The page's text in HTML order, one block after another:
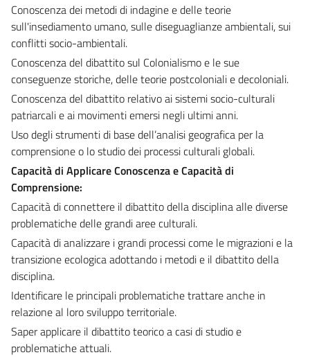
Conoscenza dei metodi di indagine e delle teorie
sull'insediamento umano, sulle diseguaglianze ambientali, sui
conflitti socio-ambientali.
Conoscenza del dibattito sul Colonialismo e le sue
conseguenze storiche, delle teorie postcoloniali e decoloniali.
Conoscenza del dibattito relativo ai sistemi socio-culturali
patriarcali e ai movimenti emersi negli ultimi anni.
Uso degli strumenti di base dell’analisi geografica per la
comprensione o lo studio dei processi culturali globali.
Capacità di Applicare Conoscenza e Capacità di
Comprensione:
Capacità di connettere il dibattito della disciplina alle diverse
problematiche delle grandi aree culturali.
Capacità di analizzare i grandi processi come le migrazioni e la
transizione ecologica adottando i metodi e il dibattito della
disciplina.
Identificare le principali problematiche trattare anche in
relazione al loro sviluppo territoriale.
Saper applicare il dibattito teorico a casi di studio e
problematiche attuali.